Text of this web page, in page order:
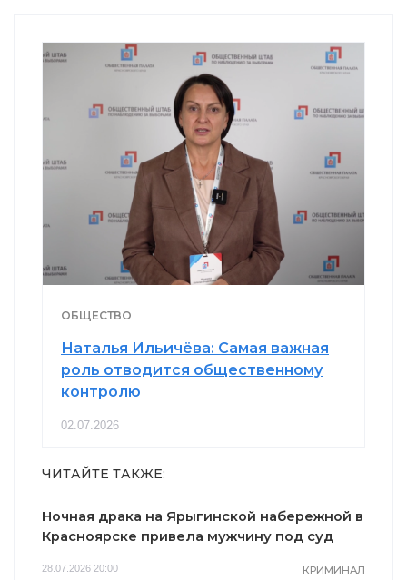
ОБЩЕСТВО
Наталья Ильичёва: Самая важная
роль отводится общественному
контролю
02.07.2026
ЧИТАЙТЕ ТАКЖЕ:
Ночная драка на Ярыгинской набережной в
Красноярске привела мужчину под суд
28.07.2026 20:00 КРИМИНАЛ